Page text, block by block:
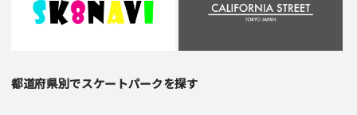
都道府県別でスケートパークを探す